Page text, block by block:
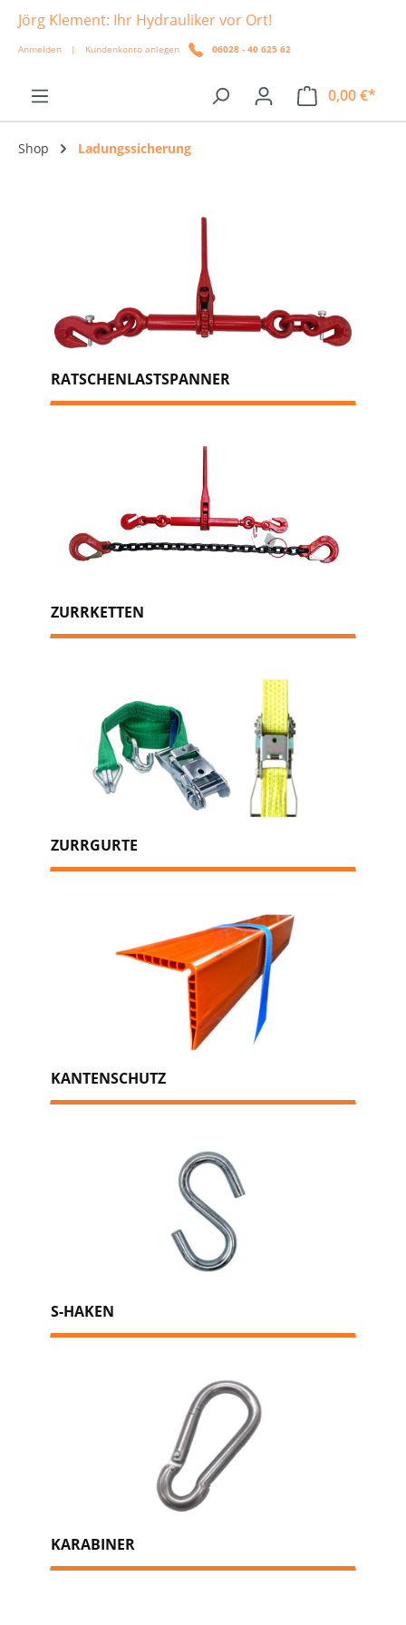
springen
Jörg Klement: Ihr Hydrauliker vor Ort!
Anmelden | Kundenkonto anlegen 06028 - 40 625 62
0,00 €*
Shop Ladungssicherung
RATSCHENLASTSPANNER
ZURRKETTEN
ZURRGURTE
KANTENSCHUTZ
S-HAKEN
KARABINER